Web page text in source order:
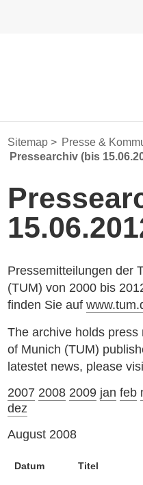
Sitemap > Presse &
Pressearchiv (bis
Pressemitteilungen der
(TUM) von 2000 bis
finden Sie auf
The archive holds
of Munich (TUM)
latestet news, please
2007 2008 2009 jan feb
dez
August 2008
Datum Titel